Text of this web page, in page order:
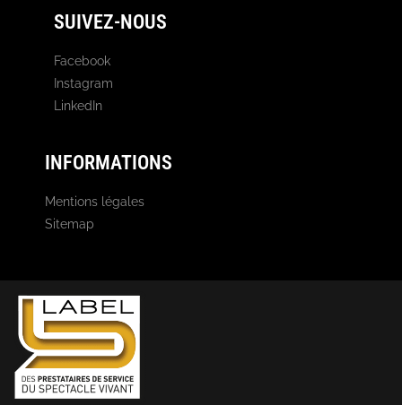
SUIVEZ-NOUS
Facebook
Instagram
LinkedIn
INFORMATIONS
Mentions légales
Sitemap